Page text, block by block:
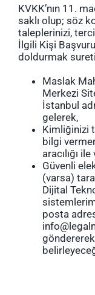
KVKK’nın 11.
saklı olup; söz
taleplerinizi,
İlgili Kişi
doldurmak
Maslak
Merkezi
İstanbul
gelerek,
Kimliğinizi
bilgi
aracılığı
Güvenli
(varsa)
Dijital
posta